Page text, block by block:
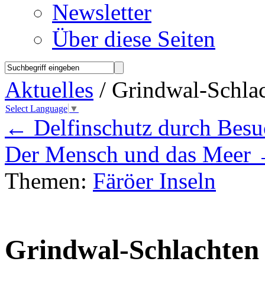
Newsletter
Über diese Seiten
Aktuelles / Grindwal-
Select Language ▼
← Delfinschutz durch
Der Mensch und das Meer
Themen: Färöer Inseln
Grindwal-